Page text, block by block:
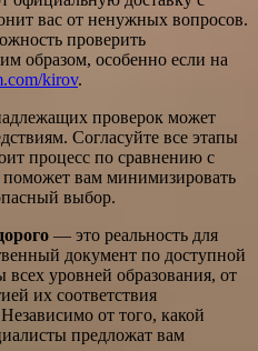
вас от ненужных вопросов.
проверить
образом, особенно если на
kirov.
проверок может
Согласуйте все этапы
процесс по сравнению с
вам минимизировать
выбор.
— это реальность для
документ по доступной
уровней образования, от
их соответствия
от того, какой
предложат вам